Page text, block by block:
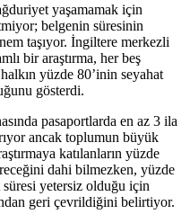
yaşamamak için
belgenin süresinin
taşıyor. İngiltere merkezli
bir araştırma, her beş
yüzde 80’inin seyahat
gösterdi.
pasaportlarda en az 3 ila
ancak toplumun büyük
katılanların yüzde
dahi bilmezken, yüzde
yetersiz olduğu için
geri çevrildiğini belirtiyor.